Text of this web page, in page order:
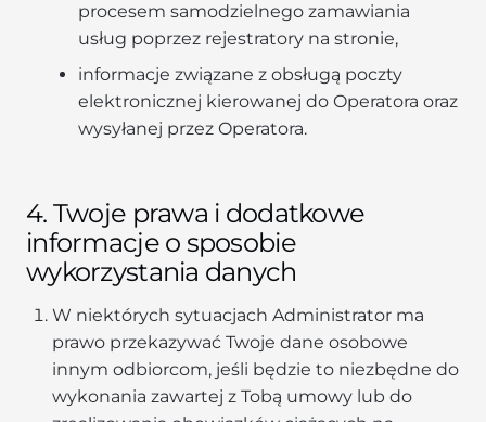
procesem samodzielnego zamawiania
usług poprzez rejestratory na stronie,
informacje związane z obsługą poczty
elektronicznej kierowanej do Operatora oraz
wysyłanej przez Operatora.
4. Twoje prawa i dodatkowe
informacje o sposobie
wykorzystania danych
W niektórych sytuacjach Administrator ma
prawo przekazywać Twoje dane osobowe
innym odbiorcom, jeśli będzie to niezbędne do
wykonania zawartej z Tobą umowy lub do